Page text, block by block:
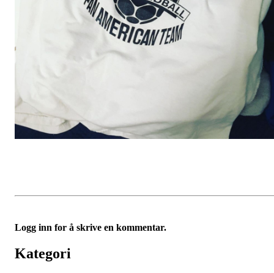
Logg inn for å skrive en kommentar.
Kategori